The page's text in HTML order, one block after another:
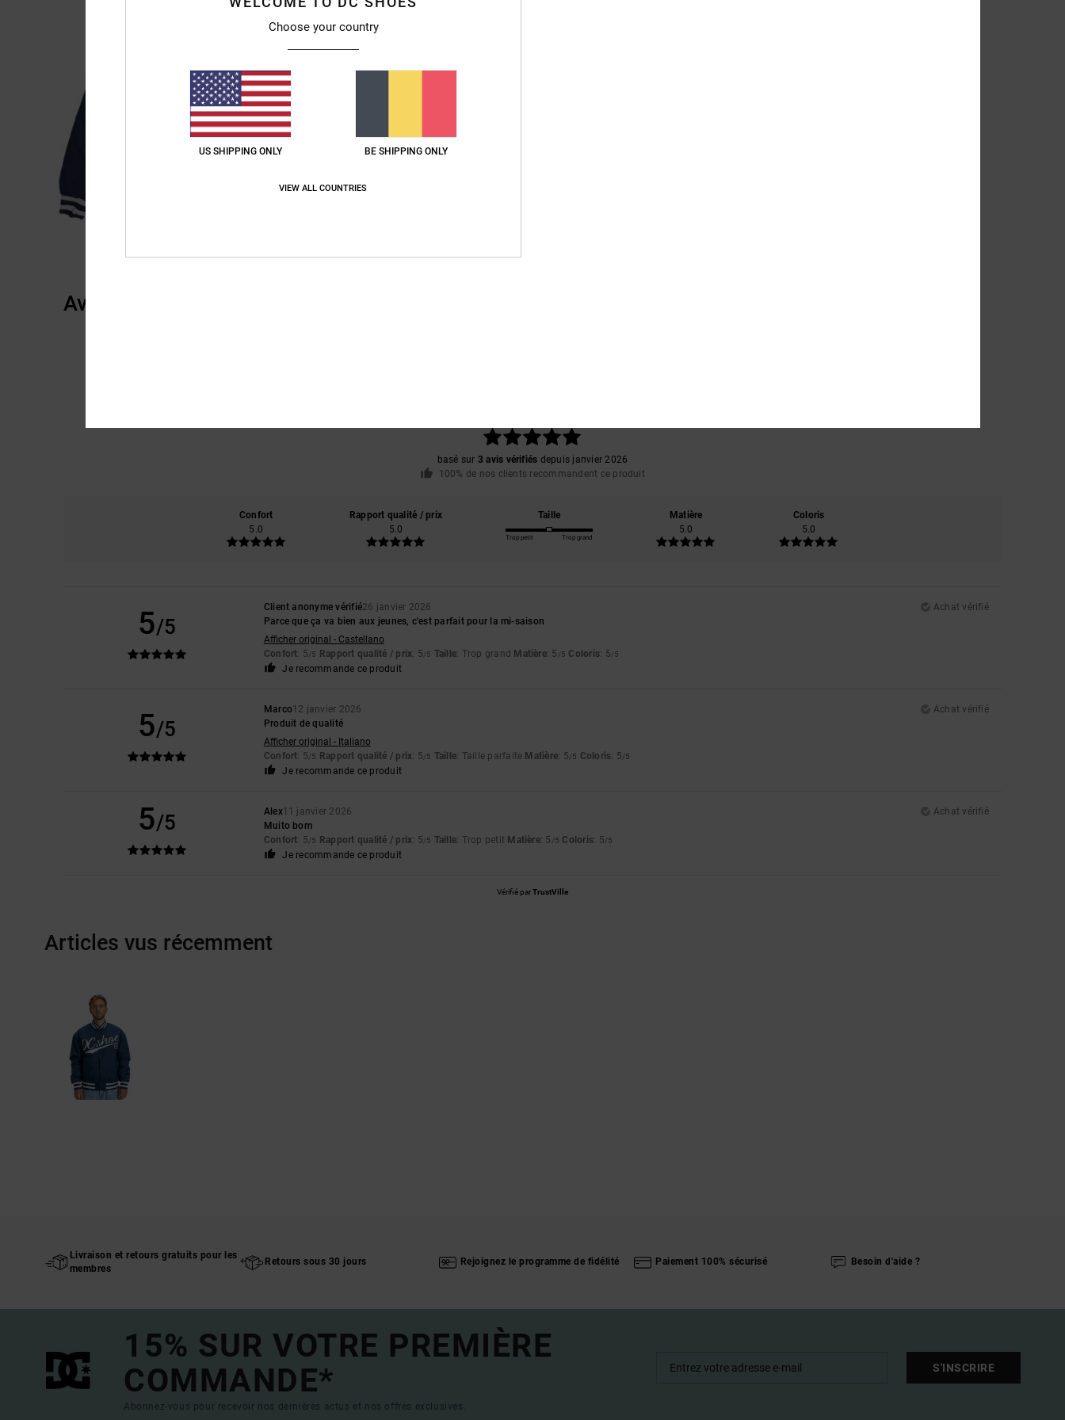
Avis clients
basé sur 3 avis vérifiés depuis janvier 2026
100% de nos clients recommandent ce produit
Confort
5.0
Rapport qualité / prix
5.0
Taille
Trop petit Trop grand
Matière
5.0
Coloris
5.0
5/5
Client anonyme vérifié26 janvier 2026
Achat vérifié
Parce que ça va bien aux jeunes, c'est parfait pour la mi-saison
Afficher original - Castellano
Confort: 5/5 Rapport qualité / prix: 5/5 Taille: Trop grand Matière: 5 /5 Coloris: 5/5
Je recommande ce produit
5/5
Marco12 janvier 2026
Achat vérifié
Produit de qualité
Afficher original - Italiano
Confort: 5/5 Rapport qualité / prix: 5/5 Taille: Taille parfaite Matière: 5/5 Coloris: 5/5
Je recommande ce produit
5/5 Alex11 janvier 2026
Achat vérifié
Muito bom
Confort: 5/5 Rapport qualité / prix: 5/5 Taille: Trop petit Matière: 5 /5 Coloris: 5/5
Je recommande ce produit
Vérifié parTrustVille
Articles vus récemment
Livraison et retours gratuits pour les
membres
Retours sous 30 jours Rejoignez le programme de fidélité Paiement 100% sécurisé Besoin d'aide ?
15% SUR VOTRE PREMIÈRE
COMMANDE*
Abonnez-vous pour recevoir nos dernières actus et nos offres exclusives.
S'INSCRIRE
Choose your country
US SHIPPING ONLY BE SHIPPING ONLY
VIEW ALL COUNTRIES